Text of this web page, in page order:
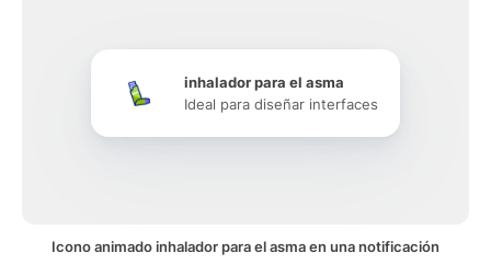
inhalador para el asma
Ideal para diseñar interfaces
Icono animado inhalador para el asma en una notificación